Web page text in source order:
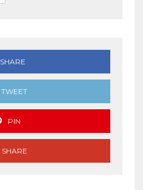
SHARE
TWEET
PIN
SHARE